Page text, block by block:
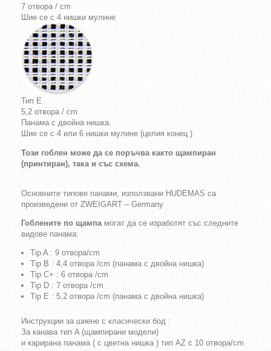
7 отвора / cm
Шие се с 4 нишки мулине
Тип E
5,2 отвора / cm
Панама с двойна нишка.
Шие се с 4 или 6 нишки мулине (целия конец )
Този гоблен може да се поръчва както щампиран
(принтиран), така и със схема.
Основните типове панами, използвани HUDEMAS са
произведени от ZWEIGART – Germany
Гоблените по щампамогат да се изработят със следните
видове панама:
Tip A : 9 отвора/cm
Tip B : 4,4 отвора /cm (панама с двойна нишка)
Tip C+ : 6 отвора /cm
Tip D : 7 отвора /cm
Tip E : 5,2 отвора /cm (панама с двойна нишка)
Инструкции за шиене с класически бод :
За канава тип A (щампирани модели)
и карирана панама ( с цветна нишка ) тип AZ с 10 отвора/cm